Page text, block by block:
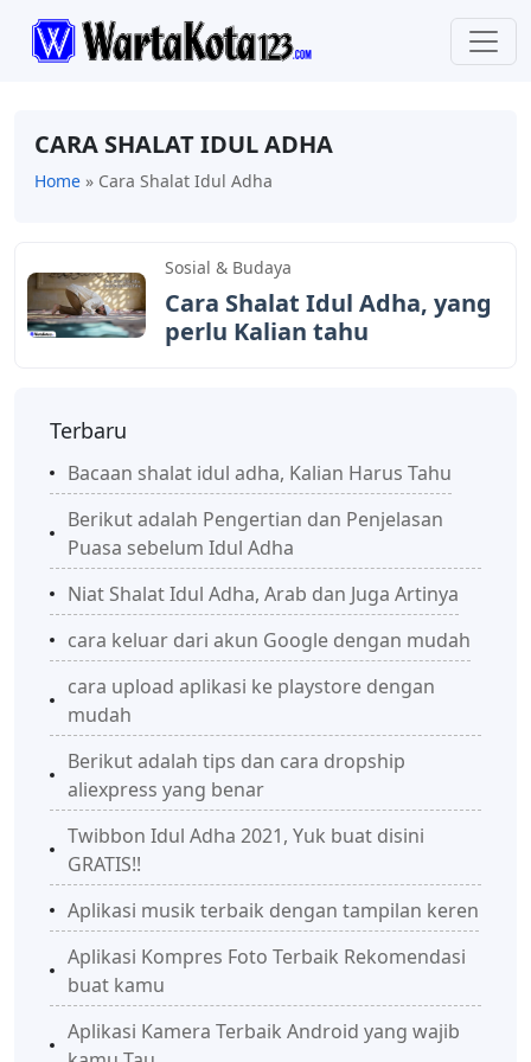
CARA SHALAT IDUL ADHA
Home » Cara Shalat Idul Adha
Sosial & Budaya
Cara Shalat Idul Adha, yang
perlu Kalian tahu
Terbaru
Bacaan shalat idul adha, Kalian Harus Tahu
Berikut adalah Pengertian dan Penjelasan
Puasa sebelum Idul Adha
Niat Shalat Idul Adha, Arab dan Juga Artinya
cara keluar dari akun Google dengan mudah
cara upload aplikasi ke playstore dengan
mudah
Berikut adalah tips dan cara dropship
aliexpress yang benar
Twibbon Idul Adha 2021, Yuk buat disini
GRATIS!!
Aplikasi musik terbaik dengan tampilan keren
Aplikasi Kompres Foto Terbaik Rekomendasi
buat kamu
Aplikasi Kamera Terbaik Android yang wajib